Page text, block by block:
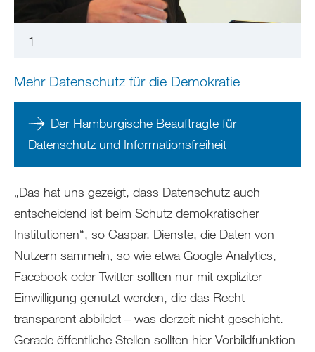
1
Mehr Datenschutz für die Demokratie
Der Hamburgische Beauftragte für
Datenschutz und Informationsfreiheit
„Das hat uns gezeigt, dass Datenschutz auch
entscheidend ist beim Schutz demokratischer
Institutionen“, so Caspar. Dienste, die Daten von
Nutzern sammeln, so wie etwa Google Analytics,
Facebook oder Twitter sollten nur mit expliziter
Einwilligung genutzt werden, die das Recht
transparent abbildet – was derzeit nicht geschieht.
Gerade öffentliche Stellen sollten hier Vorbildfunktion